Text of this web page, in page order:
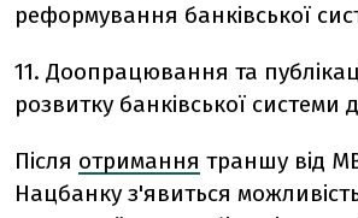
реформування банківської
11. Доопрацювання та
розвитку банківської системи
Після отримання траншу від
Нацбанку з'явиться